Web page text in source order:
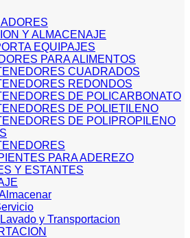
Y ALMACENAJE
EQUIPAJES
PARA ALIMENTOS
CUADRADOS
REDONDOS
DE POLICARBONATO
DE POLIETILENO
DE POLIPROPILENO
PARA ADEREZO
Y ESTANTES
y Transportacion